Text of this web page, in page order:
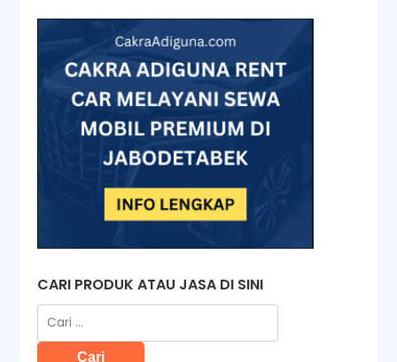
CARI PRODUK ATAU JASA DI SINI
Cari
untuk: